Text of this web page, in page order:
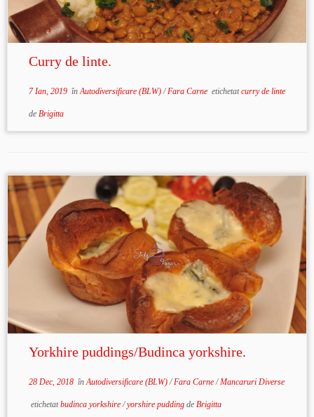
Curry de linte.
7 Ian, 2019înAutodiversificare (BLW)/Fara Carne etichetatcurry de linte
de Brigitta
Yorkhire puddings/Budinca yorkshire.
28 Dec, 2018înAutodiversificare (BLW)/Fara Carne/Mancaruri Diverse
etichetatbudinca yorkshire/yorshire pudding de Brigitta